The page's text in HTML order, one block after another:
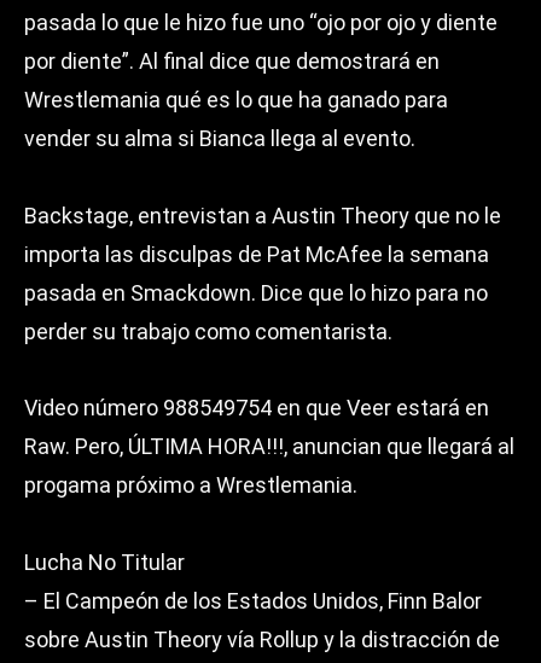
pasada lo que le hizo fue uno “ojo por ojo y diente
por diente”. Al final dice que demostrará en
Wrestlemania qué es lo que ha ganado para
vender su alma si Bianca llega al evento.
Backstage, entrevistan a Austin Theory que no le
importa las disculpas de Pat McAfee la semana
pasada en Smackdown. Dice que lo hizo para no
perder su trabajo como comentarista.
Video número 988549754 en que Veer estará en
Raw. Pero, ÚLTIMA HORA!!!, anuncian que llegará al
progama próximo a Wrestlemania.
Lucha No Titular
– El Campeón de los Estados Unidos, Finn Balor
sobre Austin Theory vía Rollup y la distracción de